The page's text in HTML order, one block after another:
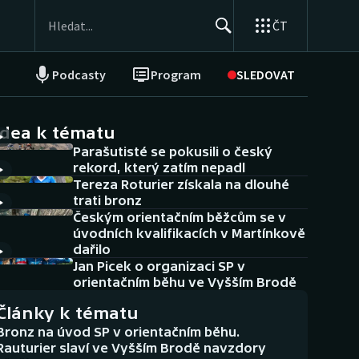
ČT
Podcasty Program SLEDOVAT
NEPŘEHLÉDNĚTE
Historické návraty
Aplikace ČT sport
AZ kvíz
k tématu
Parašutisté se pokusili o český
rekord, který zatím nepadl
Tereza Roturier získala na dlouhé
trati bronz
Českým orientačním běžcům se v
úvodních kvalifikacích v Martínkově
dařilo
Jan Picek o organizaci SP v
orientačním běhu ve Vyšším Brodě
k tématu
na úvod SP v orientačním běhu.
slaví ve Vyšším Brodě navzdory